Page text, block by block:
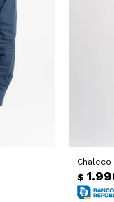
Chaleco
$